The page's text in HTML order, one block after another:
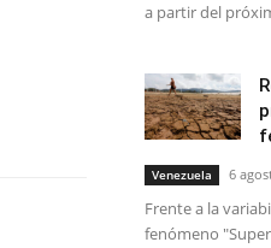
a partir del
Venezuela 6
Frente a la
fenómeno